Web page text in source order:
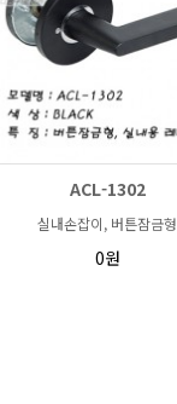
ACL-1302
실내손잡이, 버튼잠금형
0원